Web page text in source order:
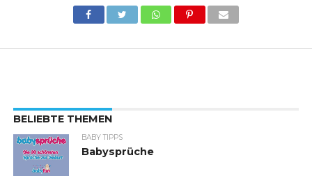
BELIEBTE THEMEN
BABY TIPPS
Babysprüche